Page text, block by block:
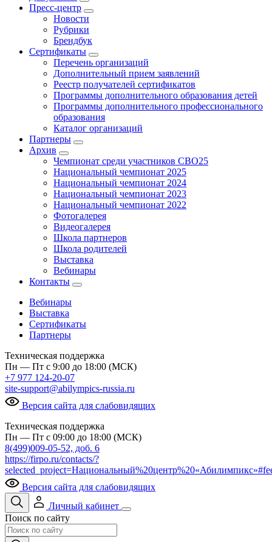
Пресс-центр
Новости
Рубрики
Брендбук
Сертификаты
Перечень организаций
Дополнительный прием заявлений
Реестр получателей сертификатов
Программы дополнительного образования детей
Программы дополнительного профессионального
образования
Каталог организаций
Партнеры
Архив
Чемпионат среди участников СВО25
Национальный чемпионат 2025
Национальный чемпионат 2024
Национальный чемпионат 2023
Национальный чемпионат 2022
Фотогалерея
Видеогалерея
Школа партнеров
Школа родителей
Выставка
Вебинары
Контакты
Вебинары
Выставка
Сертификаты
Партнеры
Техническая поддержка
Пн — Пт с 9:00 до 18:00 (МСК)
+7 977 124-20-07
site-support@abilympics-russia.ru
Версия сайта для слабовидящих
Техническая поддержка
Пн — Пт с 09:00 до 18:00 (МСК)
8(499)009-05-52, доб. 6
https://firpo.ru/contacts/?
Версия сайта для слабовидящих
Личный кабинет
Поиск по сайту